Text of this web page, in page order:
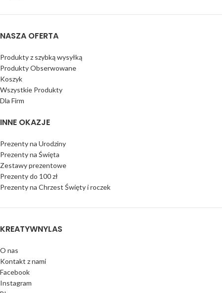
NASZA OFERTA
Produkty z szybką wysyłką
Produkty Obserwowane
Koszyk
Wszystkie Produkty
Dla Firm
INNE OKAZJE
Prezenty na Urodziny
Prezenty na Święta
Zestawy prezentowe
Prezenty do 100 zł
Prezenty na Chrzest Święty i roczek
KREATYWNYLAS
O nas
Kontakt z nami
Facebook
Instagram